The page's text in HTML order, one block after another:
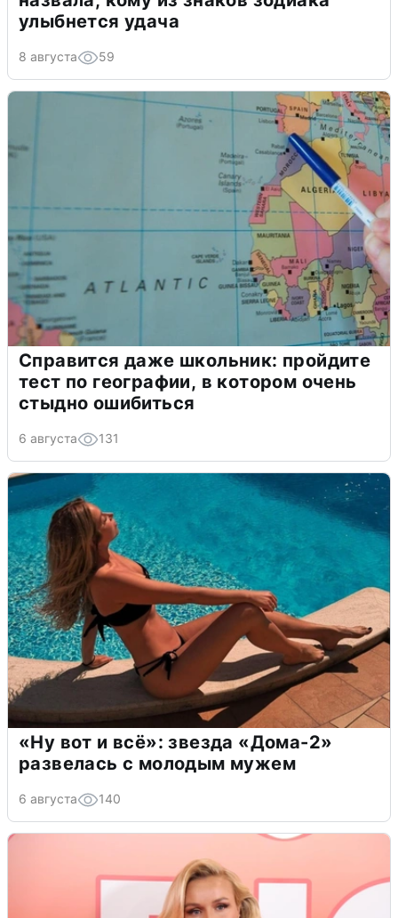
улыбнется удача
8 августа 59
Справится даже школьник: пройдите
тест по географии, в котором очень
стыдно ошибиться
6 августа 131
«Ну вот и всё»: звезда «Дома-2»
развелась с молодым мужем
6 августа 140